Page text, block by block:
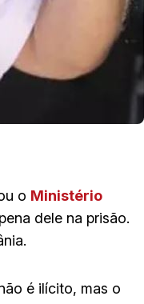
o Ministério
dele na prisão.
é ilícito, mas o